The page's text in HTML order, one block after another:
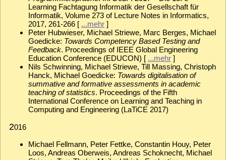
Learning Fachtagung Informatik der Gesellschaft für
Informatik, Volume 273 of Lecture Notes in Informatics,
2017, 261-266 [ ...mehr ]
Peter Hubwieser, Michael Striewe, Marc Berges, Michael
Goedicke: Towards Competency Based Testing and
Feedback. Proceedings of IEEE Global Engineering
Education Conference (EDUCON) [ ...mehr ]
Nils Schwinning, Michael Striewe, Till Massing, Christoph
Hanck, Michael Goedicke: Towards digitalisation of
summative and formative assessments in academic
teaching of statistics. Proceedings of the Fifth
International Conference on Learning and Teaching in
Computing and Engineering (LaTiCE 2017)
2016
Michael Fellmann, Peter Fettke, Constantin Houy, Peter
Loos, Andreas Oberweis, Andreas Schoknecht, Michael